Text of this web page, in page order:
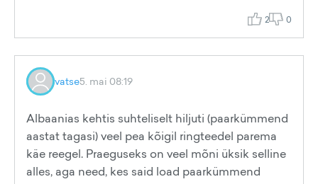
2 0
vatse5. mai 08:19
Albaanias kehtis suhteliselt hiljuti (paarkümmend
aastat tagasi) veel pea kõigil ringteedel parema
käe reegel. Praeguseks on veel mõni üksik selline
alles, aga need, kes said load paarkümmend